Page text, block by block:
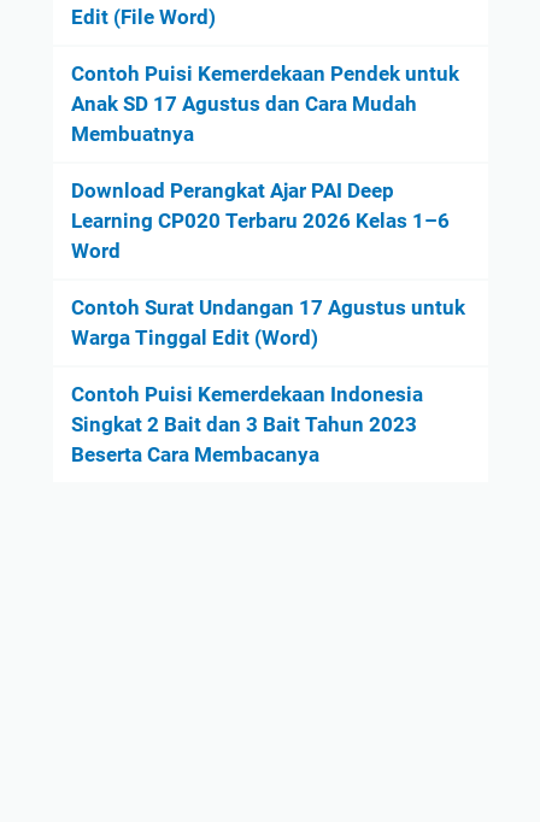
Edit (File Word)
Contoh Puisi Kemerdekaan Pendek untuk
Anak SD 17 Agustus dan Cara Mudah
Membuatnya
Download Perangkat Ajar PAI Deep
Learning CP020 Terbaru 2026 Kelas 1–6
Word
Contoh Surat Undangan 17 Agustus untuk
Warga Tinggal Edit (Word)
Contoh Puisi Kemerdekaan Indonesia
Singkat 2 Bait dan 3 Bait Tahun 2023
Beserta Cara Membacanya